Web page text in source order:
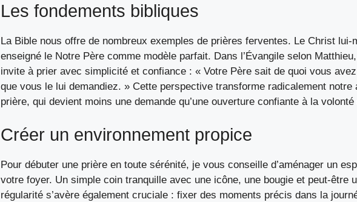
Les fondements bibliques
La Bible nous offre de nombreux exemples de prières ferventes. Le Christ lui-
enseigné le Notre Père comme modèle parfait. Dans l’Évangile selon
invite à prier avec simplicité et confiance : « Votre Père sait de quoi vous
que vous le lui demandiez. » Cette perspective transforme radicalement notre
prière, qui devient moins une demande qu’une ouverture confiante à la volonté
Créer un environnement propice
Pour débuter une prière en toute sérénité, je vous conseille d’aménager un
votre foyer. Un simple coin tranquille avec une icône, une bougie et peut-être
régularité s’avère également cruciale : fixer des moments précis dans la